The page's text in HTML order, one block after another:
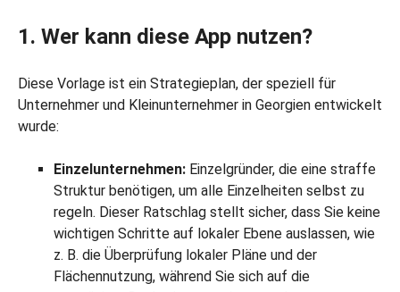
1. Wer kann diese App nutzen?
Diese Vorlage ist ein Strategieplan, der speziell für
Unternehmer und Kleinunternehmer in Georgien entwickelt
wurde:
Einzelunternehmen: Einzelgründer, die eine straffe
Struktur benötigen, um alle Einzelheiten selbst zu
regeln. Dieser Ratschlag stellt sicher, dass Sie keine
wichtigen Schritte auf lokaler Ebene auslassen, wie
z. B. die Überprüfung lokaler Pläne und der
Flächennutzung, während Sie sich auf die